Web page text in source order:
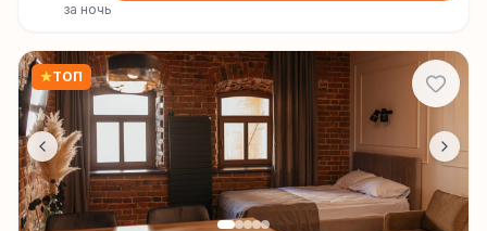
за ночь
★ТОП